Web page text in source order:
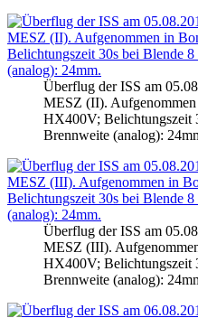
Überflug der ISS am
MESZ (II).
HX400V; Belichtungszeit
Brennweite (analog):
Überflug der ISS am
MESZ (III).
HX400V; Belichtungszeit
Brennweite (analog):